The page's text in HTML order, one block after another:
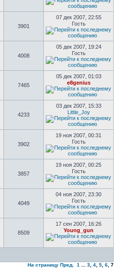
3901
07 дек 2007, 22:55
Гость
4008
05 дек 2007, 19:24
Гость
7465
05 дек 2007, 01:03
e8genius
4233
03 дек 2007, 15:33
Little_Joy
3902
19 ноя 2007, 00:31
Гость
3857
19 ноя 2007, 00:25
Гость
4049
04 ноя 2007, 23:30
Гость
8509
17 сен 2007, 16:26
Young_gun
На страницу Пред. 1 3 4 5 6 7